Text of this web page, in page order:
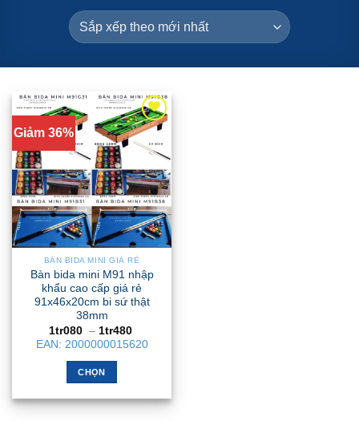
Giảm 36%
BÀN BIDA MINI GIÁ RẺ
Bàn bida mini M91 nhập
khẩu cao cấp giá rẻ
91x46x20cm bi sứ thật
38mm
1tr080 – 1tr480
giá:
từ
EAN: 2000000015620
CHỌN
phẩm